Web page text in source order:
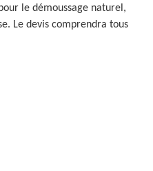
le démoussage naturel,
Le devis comprendra tous